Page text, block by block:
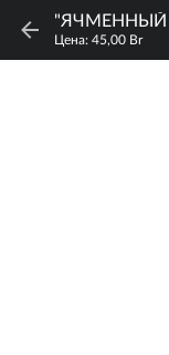
"ЯЧМЕННЫЙ
Цена: 45,00 Br